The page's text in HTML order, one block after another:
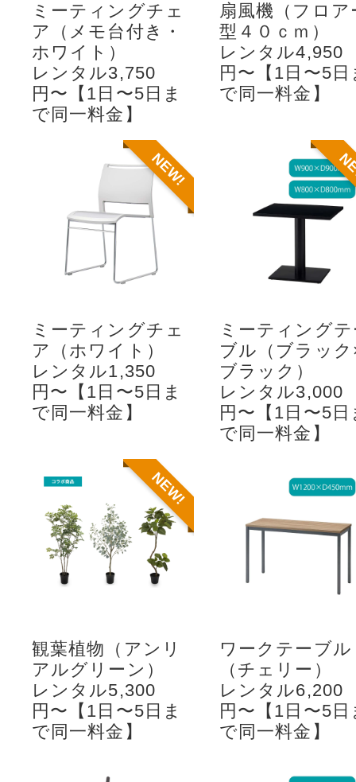
ミーティングチェ
ア（メモ台付き・
ホワイト）
レンタル3,750
円〜【1日〜5日ま
で同一料金】
扇風機（フロア
型４０ｃｍ）
レンタル4,950
円〜【1日〜5日
で同一料金】
ミーティングチェ
ア（ホワイト）
レンタル1,350
円〜【1日〜5日ま
で同一料金】
NEW!
ミーティング
ブル（ブラッ
ブラック）
レンタル3,000
円〜【1日〜5日
で同一料金】
観葉植物（アンリ
アルグリーン）
レンタル5,300
円〜【1日〜5日ま
で同一料金】
NEW!
ワークテーブル
（チェリー）
レンタル6,200
円〜【1日〜5日
で同一料金】